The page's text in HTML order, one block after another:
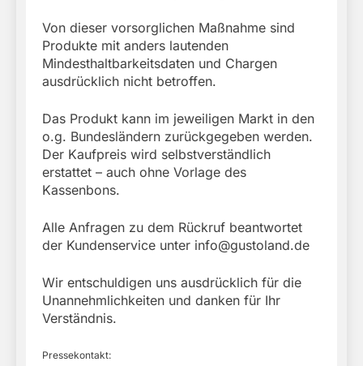
Von dieser vorsorglichen Maßnahme sind
Produkte mit anders lautenden
Mindesthaltbarkeitsdaten und Chargen
ausdrücklich nicht betroffen.
Das Produkt kann im jeweiligen Markt in den
o.g. Bundesländern zurückgegeben werden.
Der Kaufpreis wird selbstverständlich
erstattet – auch ohne Vorlage des
Kassenbons.
Alle Anfragen zu dem Rückruf beantwortet
der Kundenservice unter info@gustoland.de
Wir entschuldigen uns ausdrücklich für die
Unannehmlichkeiten und danken für Ihr
Verständnis.
Pressekontakt: